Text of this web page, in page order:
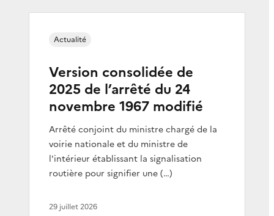
Version consolidée de
2025 de l’arrêté du 24
novembre 1967 modifié
Arrêté conjoint du ministre chargé de la
voirie nationale et du ministre de
l'intérieur établissant la signalisation
routière pour signifier une (…)
Actualité
29 juillet 2026